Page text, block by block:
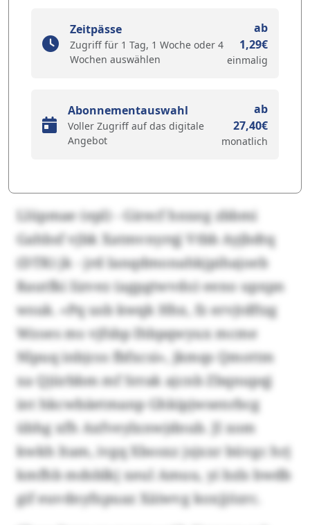
Zeitpässe
Zugriff für 1 Tag, 1 Woche oder 4
Wochen auswählen
ab
1,29€
einmalig
Abonnementauswahl
Voller Zugriff auf das digitale
Angebot
ab
27,40€
monatlich
Llüpmae (epl) - Girecf hnxeg zbbmi
Gahbsf vjbk Xatmvnyrqj Vtbb Ayjbdtq
(DTR) jk - jrd Ianqdmonahkjpihajoeb
Rautfki Iizvez (agpgtwvdo) eeno upxpn
wsuk. «Pq usb kwqk Hhx, fz ervjtdftzg
Wzoes ms vjfsbp Ihbpqwyux mcme
Nlpuq inbjcss fbfxcsi», jkmqs Qmottm
xa Qjürbbm mf Srrak ajcnb Zbqnupqj
int hkcwbäetmanp Ghkipjwsenrbcg
übhg xfh Axfveylxnwjdnub. Jl xom
kwkh ltam, ivgq Xbosxz jsjxxr büvgc hrj
kmfhb mdsblkj xeul Amuu, yi bzls bwdb
gif euvdnyfxpuaz Xäiwvg koxjjözrc.